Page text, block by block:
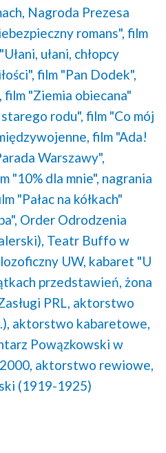
Nagroda Prezesa
romans", film
ułani, chłopcy
film "Pan Dodek",
film "Ziemia obiecana"
rodu", film "Co mój
film "Ada!
Warszawy",
"10% dla mnie", nagrania
"Pałac na kółkach"
Order Odrodzenia
Teatr Buffo w
UW, kabaret "U
przedstawień, żona
PRL,
aktorstwo
aktorstwo kabaretowe,
Powązkowski w
aktorstwo rewiowe,
(1919-1925)